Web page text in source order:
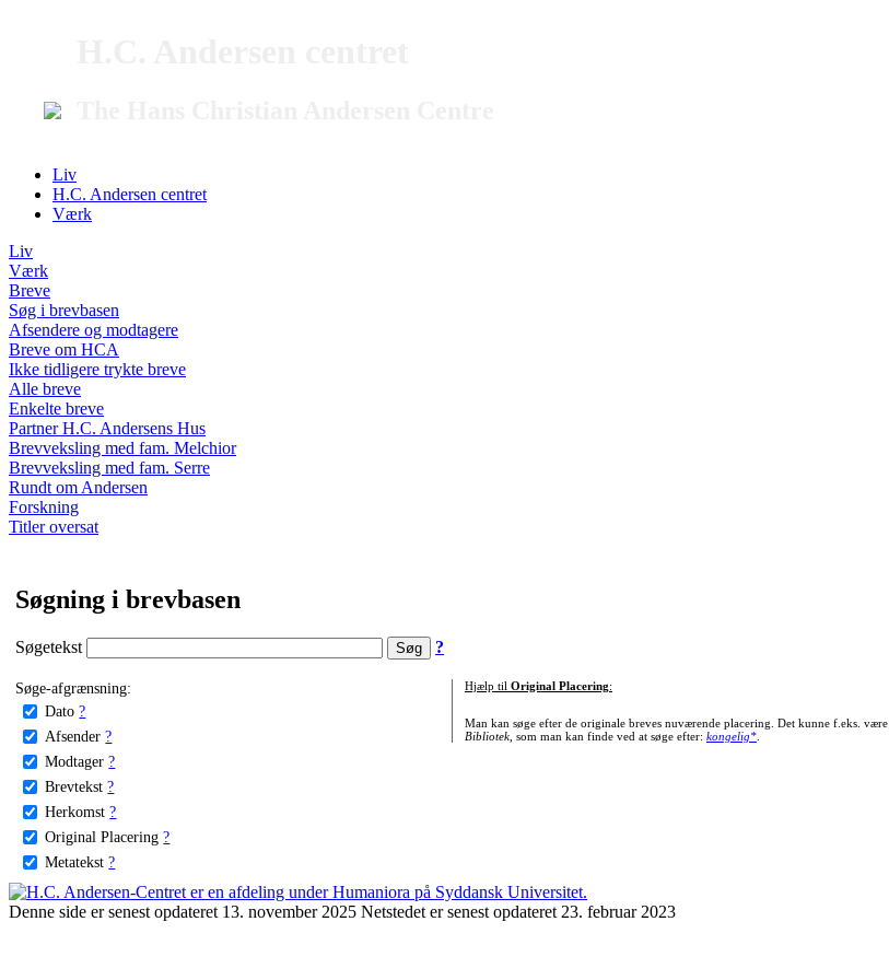
Liv
H.C. Andersen centret
Værk
Liv
Værk
Breve
Søg i brevbasen
Afsendere og modtagere
Breve om HCA
Ikke tidligere trykte breve
Alle breve
Enkelte breve
Partner H.C. Andersens Hus
Brevveksling med fam. Melchior
Brevveksling med fam. Serre
Rundt om Andersen
Forskning
Titler oversat
Søgning i brevbasen
Søgetekst ?
Søge-afgrænsning:
Dato ?
Afsender ?
Modtager ?
Brevtekst ?
Herkomst ?
Original Placering ?
Metatekst ?
Hjælp til Original Placering:
Man kan søge efter de originale breves nuværende placering. Det kunne f.eks. være
Bibliotek, som man kan finde ved at søge efter: kongelig*.
Denne side er senest opdateret 13. november 2025 Netstedet er senest opdateret 23. februar 2023